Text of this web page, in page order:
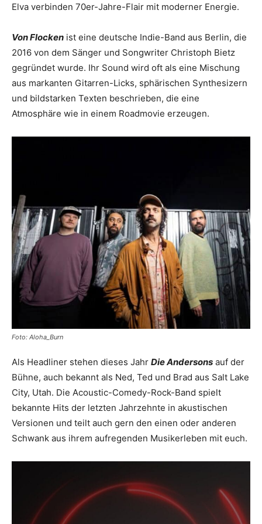
Elva verbinden 70er-Jahre-Flair mit moderner Energie.
Von Flocken ist eine deutsche Indie-Band aus Berlin, die
2016 von dem Sänger und Songwriter Christoph Bietz
gegründet wurde. Ihr Sound wird oft als eine Mischung
aus markanten Gitarren-Licks, sphärischen Synthesizern
und bildstarken Texten beschrieben, die eine
Atmosphäre wie in einem Roadmovie erzeugen.
Foto: Aloha_Burn
Als Headliner stehen dieses Jahr Die Andersons auf der
Bühne, auch bekannt als Ned, Ted und Brad aus Salt Lake
City, Utah. Die Acoustic-Comedy-Rock-Band spielt
bekannte Hits der letzten Jahrzehnte in akustischen
Versionen und teilt auch gern den einen oder anderen
Schwank aus ihrem aufregenden Musikerleben mit euch.